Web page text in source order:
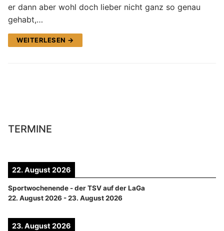
er dann aber wohl doch lieber nicht ganz so genau
gehabt,…
WEITERLESEN →
TERMINE
22. August 2026
Sportwochenende - der TSV auf der LaGa
22. August 2026 -23. August 2026
23. August 2026